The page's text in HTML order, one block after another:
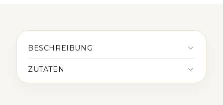
BESCHREIBUNG
ZUTATEN